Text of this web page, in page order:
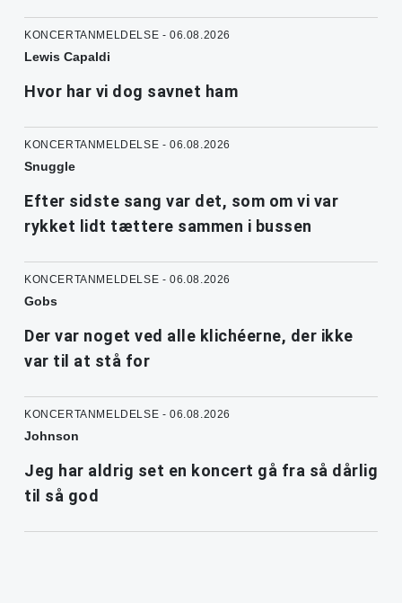
KONCERTANMELDELSE - 06.08.2026
Lewis Capaldi
Hvor har vi dog savnet ham
KONCERTANMELDELSE - 06.08.2026
Snuggle
Efter sidste sang var det, som om vi var
rykket lidt tættere sammen i bussen
KONCERTANMELDELSE - 06.08.2026
Gobs
Der var noget ved alle klichéerne, der ikke
var til at stå for
KONCERTANMELDELSE - 06.08.2026
Johnson
Jeg har aldrig set en koncert gå fra så dårlig
til så god